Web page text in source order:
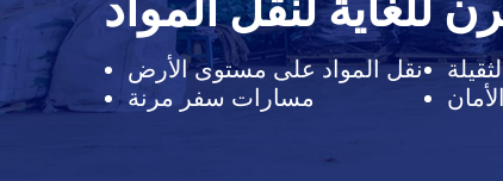
نقل المواد على مستوى الأرض
مسارات سفر مرنة